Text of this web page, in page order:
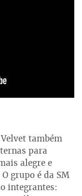
também
para
alegre e
grupo é da SM
integrantes: